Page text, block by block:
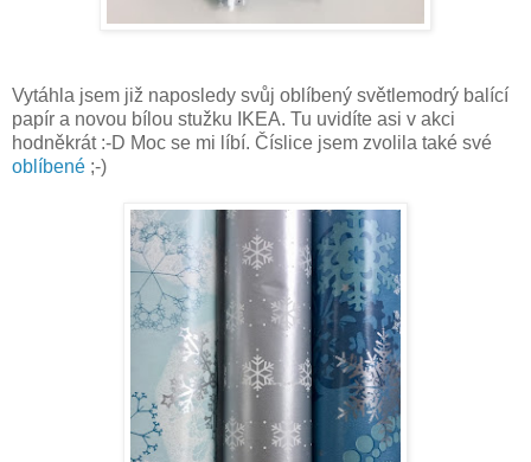
Vytáhla jsem již naposledy svůj oblíbený světlemodrý balící
papír a novou bílou stužku IKEA. Tu uvidíte asi v akci
hodněkrát :-D Moc se mi líbí. Číslice jsem zvolila také své
oblíbené ;-)